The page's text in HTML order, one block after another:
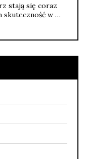
stają się coraz
skuteczność w …